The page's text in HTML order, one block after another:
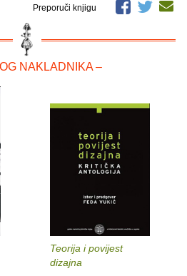
Preporuči knjigu
NAKLADNIKA –
Teorija i povijest
dizajna